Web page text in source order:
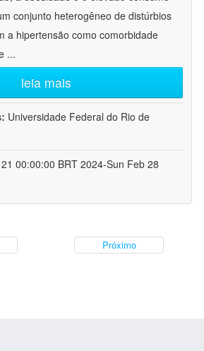
conjunto heterogêneo de distúrbios
a hipertensão como comorbidade
...
leia mais
Universidade Federal do Rio de
00:00:00 BRT 2024-Sun Feb 28
Próximo